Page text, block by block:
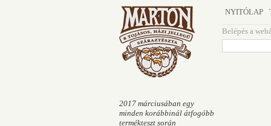
NYITÓLAP
Belépés a
2017 márciusában egy
minden korábbinál átfogóbb
termékteszt során